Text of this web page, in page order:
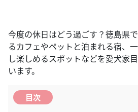
今度の休日はどう過ごす？徳島県
るカフェやペットと泊まれる宿、
し楽しめるスポットなどを愛犬家
います。
目次